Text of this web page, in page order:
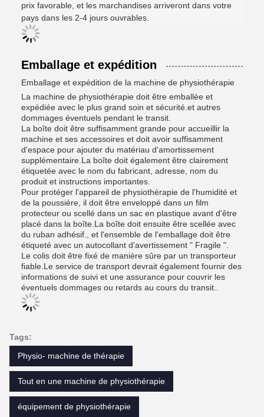
prix favorable, et les marchandises arriveront dans votre
pays dans les 2-4 jours ouvrables.
Emballage et expédition
Emballage et expédition de la machine de physiothérapie
La machine de physiothérapie doit être emballée et
expédiée avec le plus grand soin et sécurité.et autres
dommages éventuels pendant le transit.
La boîte doit être suffisamment grande pour accueillir la
machine et ses accessoires et doit avoir suffisamment
d'espace pour ajouter du matériau d'amortissement
supplémentaire.La boîte doit également être clairement
étiquetée avec le nom du fabricant, adresse, nom du
produit et instructions importantes.
Pour protéger l'appareil de physiothérapie de l'humidité et
de la poussière, il doit être enveloppé dans un film
protecteur ou scellé dans un sac en plastique avant d'être
placé dans la boîte.La boîte doit ensuite être scellée avec
du ruban adhésif., et l'ensemble de l'emballage doit être
étiqueté avec un autocollant d'avertissement " Fragile ".
Le colis doit être fixé de manière sûre par un transporteur
fiable.Le service de transport devrait également fournir des
informations de suivi et une assurance pour couvrir les
éventuels dommages ou retards au cours du transit..
Tags:
Physio- machine de thérapie
Tout en une machine de physiothérapie
équipement de physiothérapie